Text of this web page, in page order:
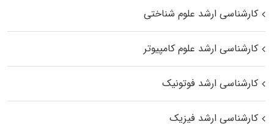
کارشناسی ارشد علوم شناختی
کارشناسی ارشد علوم کامپیوتر
کارشناسی ارشد فوتونیک
کارشناسی ارشد فیزیک